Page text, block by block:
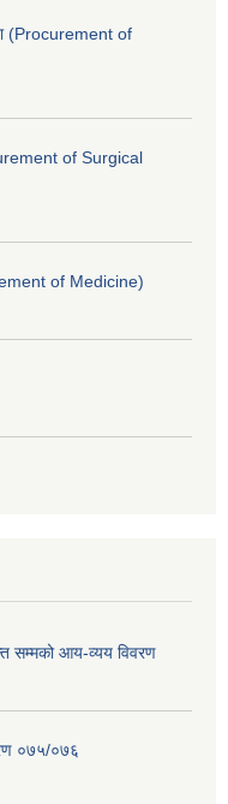
(Procurement of
of Surgical
of Medicine)
सम्मको आय-व्यय विवरण
०७५/०७६